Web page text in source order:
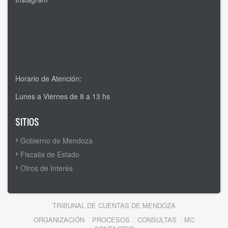
Horario de Atención:
Lunes a Viernes de 8 a 13 hs
SITIOS
Gobierno de Mendoza
Fiscalia de Estado
Otros de Interés
TRIBUNAL DE CUENTAS DE MENDOZA
ORGANIZACIÓN PROCESOS CONSULTAS
MC